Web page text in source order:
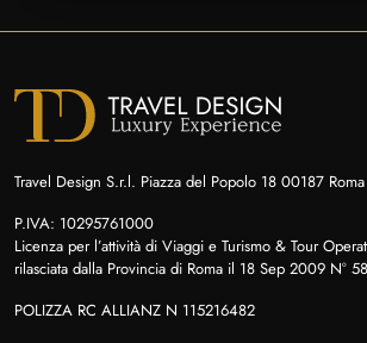
Travel Design S.r.l. Piazza del Popolo 18 00187 Roma
P.IVA: 10295761000
Licenza per l’attività di Viaggi e Turismo & Tour
rilasciata dalla Provincia di Roma il 18 Sep 2009 N°
POLIZZA RC ALLIANZ N 115216482